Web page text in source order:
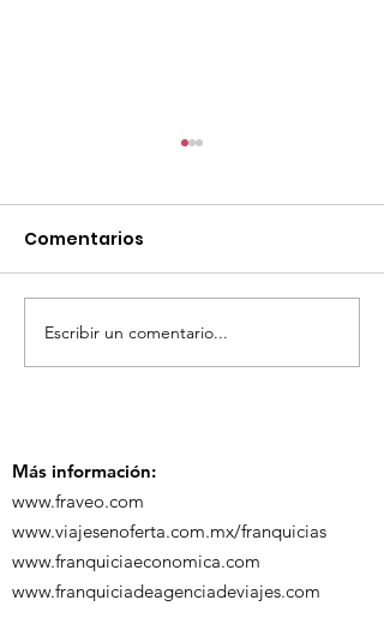
TourTravelynByFraveo
participó en la
Comentarios
Escribir un comentario...
Más información:
www.fraveo.com
www.viajesenoferta.com.mx/franquicias
www.franquiciaeconomica.com
www.franquiciadeagenciadeviajes.com